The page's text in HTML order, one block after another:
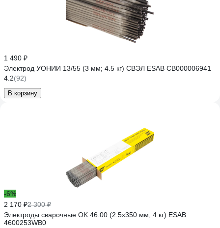
1 490 ₽
Электрод УОНИИ 13/55 (3 мм; 4.5 кг) СВЭЛ ESAB СВ000006941
4.2(92)
В корзину
-6%
2 170 ₽2 300 ₽
Электроды сварочные OK 46.00 (2.5х350 мм; 4 кг) ESAB
4600253WB0